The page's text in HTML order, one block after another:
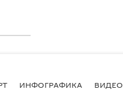
ИНФОГРАФИКА ВИДЕО